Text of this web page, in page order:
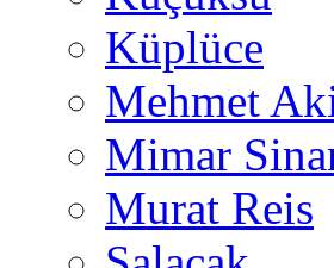
Küplüce
Mehmet
Mimar
Murat Reis